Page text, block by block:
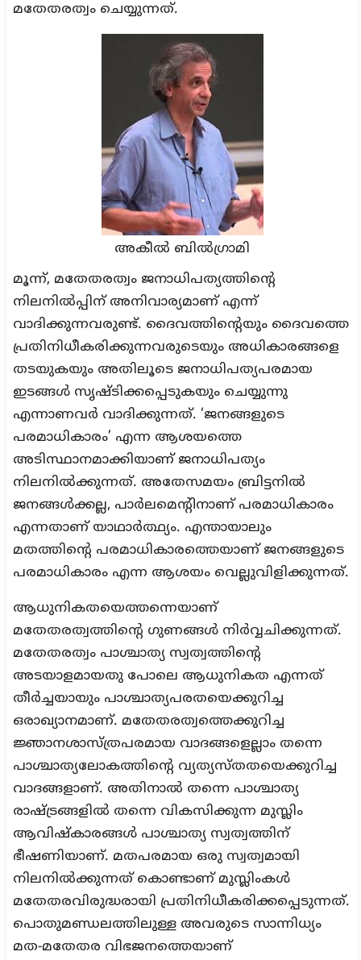
മതേതരത്വം ചെയ്യുന്നത്.
അകീല്‍ ബില്‍ഗ്രാമി
മൂന്ന്, മതേതരത്വം ജനാധിപത്യത്തിന്റെ
നിലനില്‍പ്പിന് അനിവാര്യമാണ് എന്ന്
വാദിക്കുന്നവരുണ്ട്. ദൈവത്തിന്റെയും ദൈവത്തെ
പ്രതിനിധീകരിക്കുന്നവരുടെയും അധികാരങ്ങളെ
തടയുകയും അതിലൂടെ ജനാധിപത്യപരമായ
ഇടങ്ങള്‍ സൃഷ്ടിക്കപ്പെടുകയും ചെയ്യുന്നു
എന്നാണവര്‍ വാദിക്കുന്നത്. ‘ജനങ്ങളുടെ
പരമാധികാരം’ എന്ന ആശയത്തെ
അടിസ്ഥാനമാക്കിയാണ് ജനാധിപത്യം
നിലനില്‍ക്കുന്നത്. അതേസമയം ബ്രിട്ടനില്‍
ജനങ്ങള്‍ക്കല്ല, പാര്‍ലമെന്റിനാണ് പരമാധികാരം
എന്നതാണ് യാഥാര്‍ത്ഥ്യം. എന്തായാലും
മതത്തിന്റെ പരമാധികാരത്തെയാണ് ജനങ്ങളുടെ
പരമാധികാരം എന്ന ആശയം വെല്ലുവിളിക്കുന്നത്.
ആധുനികതയെത്തന്നെയാണ്
മതേതരത്വത്തിന്റെ ഗുണങ്ങള്‍ നിര്‍വ്വചിക്കുന്നത്.
മതേതരത്വം പാശ്ചാത്യ സ്വത്വത്തിന്റെ
അടയാളമായതു പോലെ ആധുനികത എന്നത്
തീര്‍ച്ചയായും പാശ്ചാത്യപരതയെക്കുറിച്ച
ഒരാഖ്യാനമാണ്. മതേതരത്വത്തെക്കുറിച്ച
ജ്ഞാനശാസ്ത്രപരമായ വാദങ്ങളെല്ലാം തന്നെ
പാശ്ചാത്യലോകത്തിന്റെ വ്യത്യസ്തതയെക്കുറിച്ച
വാദങ്ങളാണ്. അതിനാല്‍ തന്നെ പാശ്ചാത്യ
രാഷ്ട്രങ്ങളില്‍ തന്നെ വികസിക്കുന്ന മുസ്ലിം
ആവിഷ്‌കാരങ്ങള്‍ പാശ്ചാത്യ സ്വത്വത്തിന്
ഭീഷണിയാണ്. മതപരമായ ഒരു സ്വത്വമായി
നിലനില്‍ക്കുന്നത് കൊണ്ടാണ് മുസ്ലിംകള്‍
മതേതരവിരുദ്ധരായി പ്രതിനിധീകരിക്കപ്പെടുന്നത്.
പൊതുമണ്ഡലത്തിലുള്ള അവരുടെ സാന്നിധ്യം
മത-മതേതര വിഭജനത്തെയാണ്